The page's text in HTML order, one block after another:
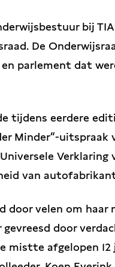
bij
De
parlement dat
tijdens eerdere
Minder”-
Verklaring
van
door velen om haar
gevreesd door
mistte afgelopen 12